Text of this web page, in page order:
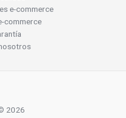
e-commerce
commerce
2026